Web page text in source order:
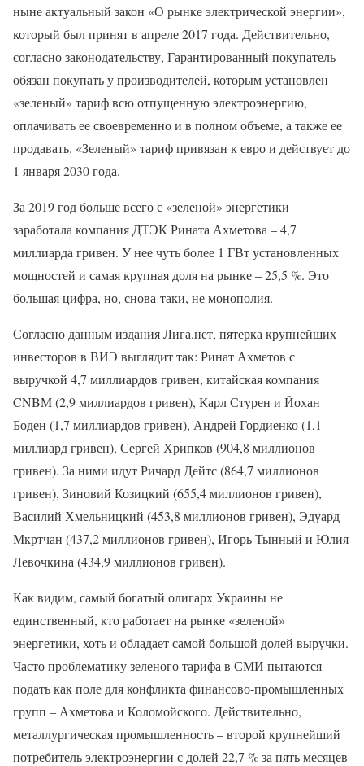
ныне актуальный закон «О рынке электрической энергии»,
который был принят в апреле 2017 года. Действительно,
согласно законодательству, Гарантированный покупатель
обязан покупать у производителей, которым установлен
«зеленый» тариф всю отпущенную электроэнергию,
оплачивать ее своевременно и в полном объеме, а также ее
продавать. «Зеленый» тариф привязан к евро и действует до
1 января 2030 года.
За 2019 год больше всего с «зеленой» энергетики
заработала компания ДТЭК Рината Ахметова – 4,7
миллиарда гривен. У нее чуть более 1 ГВт установленных
мощностей и самая крупная доля на рынке – 25,5 %. Это
большая цифра, но, снова-таки, не монополия.
Согласно данным издания Лига.нет, пятерка крупнейших
инвесторов в ВИЭ выглядит так: Ринат Ахметов с
выручкой 4,7 миллиардов гривен, китайская компания
CNBM (2,9 миллиардов гривен), Карл Стурен и Йохан
Боден (1,7 миллиардов гривен), Андрей Гордиенко (1,1
миллиард гривен), Сергей Хрипков (904,8 миллионов
гривен). За ними идут Ричард Дейтс (864,7 миллионов
гривен), Зиновий Козицкий (655,4 миллионов гривен),
Василий Хмельницкий (453,8 миллионов гривен), Эдуард
Мкртчан (437,2 миллионов гривен), Игорь Тынный и Юлия
Левочкина (434,9 миллионов гривен).
Как видим, самый богатый олигарх Украины не
единственный, кто работает на рынке «зеленой»
энергетики, хоть и обладает самой большой долей выручки.
Часто проблематику зеленого тарифа в СМИ пытаются
подать как поле для конфликта финансово-промышленных
групп – Ахметова и Коломойского. Действительно,
металлургическая промышленность – второй крупнейший
потребитель электроэнергии с долей 22,7 % за пять месяцев